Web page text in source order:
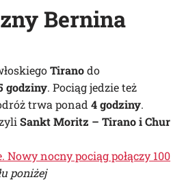
Bernina
Tiranodo
godziny. Pociąg jedzie też
trwa ponad 4 godziny.
Sankt Moritz – Tirano i Chur
nocny pociąg połączy 100
poniżej